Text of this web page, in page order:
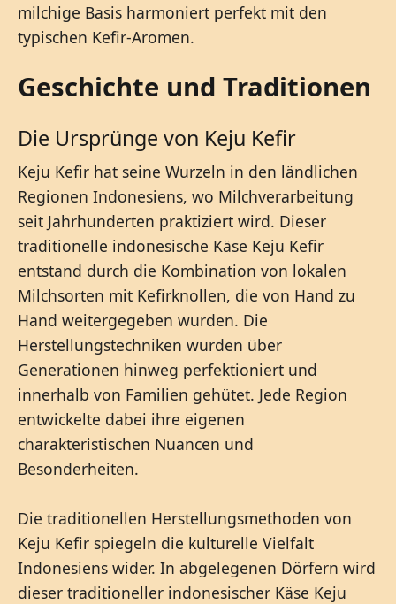
milchige Basis harmoniert perfekt mit den
typischen Kefir-Aromen.
Geschichte und Traditionen
Die Ursprünge von Keju Kefir
Keju Kefir hat seine Wurzeln in den ländlichen
Regionen Indonesiens, wo Milchverarbeitung
seit Jahrhunderten praktiziert wird. Dieser
traditionelle indonesische Käse Keju Kefir
entstand durch die Kombination von lokalen
Milchsorten mit Kefirknollen, die von Hand zu
Hand weitergegeben wurden. Die
Herstellungstechniken wurden über
Generationen hinweg perfektioniert und
innerhalb von Familien gehütet. Jede Region
entwickelte dabei ihre eigenen
charakteristischen Nuancen und
Besonderheiten.
Die traditionellen Herstellungsmethoden von
Keju Kefir spiegeln die kulturelle Vielfalt
Indonesiens wider. In abgelegenen Dörfern wird
dieser traditioneller indonesischer Käse Keju